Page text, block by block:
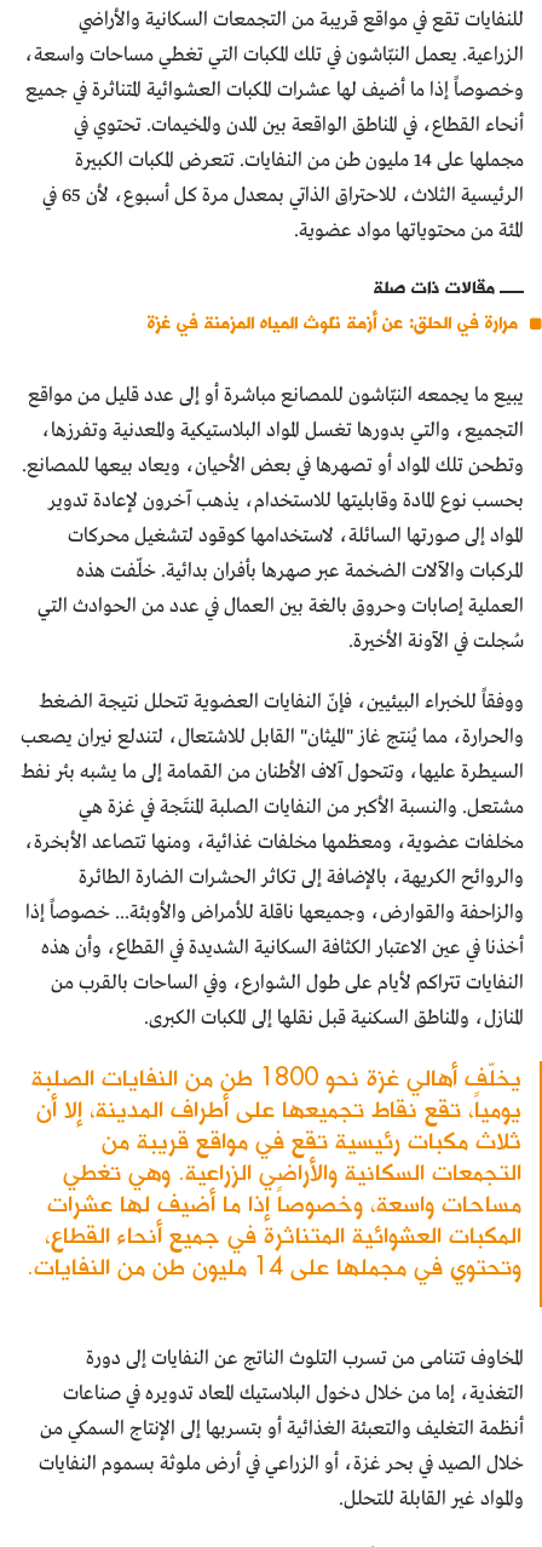
للنفايات تقع في مواقع قريبة من التجمعات السكانية والأراضي
الزراعية. يعمل النبّاشون في تلك المكبات التي تغطي مساحات واسعة،
وخصوصاً إذا ما أضيف لها عشرات المكبات العشوائية المتناثرة في جميع
أنحاء القطاع، في المناطق الواقعة بين المدن والمخيمات. تحتوي في
مجملها على 14 مليون طن من النفايات. تتعرض المكبات الكبيرة
الرئيسية الثلاث، للاحتراق الذاتي بمعدل مرة كل أسبوع، لأن 65 في
المئة من محتوياتها مواد عضوية.
مقالات ذات صلة
مرارة في الحلق: عن أزمة تلوث المياه المزمنة في غزة
يبيع ما يجمعه النبّاشون للمصانع مباشرة أو إلى عدد قليل من مواقع
التجميع، والتي بدورها تغسل المواد البلاستيكية والمعدنية وتفرزها،
وتطحن تلك المواد أو تصهرها في بعض الأحيان، ويعاد بيعها للمصانع.
بحسب نوع المادة وقابليتها للاستخدام، يذهب آخرون لإعادة تدوير
المواد إلى صورتها السائلة، لاستخدامها كوقود لتشغيل محركات
المركبات والآلات الضخمة عبر صهرها بأفران بدائية. خلّفت هذه
العملية إصابات وحروق بالغة بين العمال في عدد من الحوادث التي
سُجلت في الآونة الأخيرة.
ووفقاً للخبراء البيئيين، فإنّ النفايات العضوية تتحلل نتيجة الضغط
والحرارة، مما يُنتج غاز "الميثان" القابل للاشتعال، لتندلع نيران يصعب
السيطرة عليها، وتتحول آلاف الأطنان من القمامة إلى ما يشبه بئر نفط
مشتعل. والنسبة الأكبر من النفايات الصلبة المنتَجة في غزة هي
مخلفات عضوية، ومعظمها مخلفات غذائية، ومنها تتصاعد الأبخرة،
والروائح الكريهة، بالإضافة إلى تكاثر الحشرات الضارة الطائرة
والزاحفة والقوارض، وجميعها ناقلة للأمراض والأوبئة... خصوصاً إذا
أخذنا في عين الاعتبار الكثافة السكانية الشديدة في القطاع، وأن هذه
النفايات تتراكم لأيام على طول الشوارع، وفي الساحات بالقرب من
المنازل، والمناطق السكنية قبل نقلها إلى المكبات الكبرى.
يخلّف أهالي غزة نحو 1800 طن من النفايات الصلبة
يومياً، تقع نقاط تجميعها على أطراف المدينة، إلا أن
ثلاث مكبات رئيسية تقع في مواقع قريبة من
التجمعات السكانية والأراضي الزراعية. وهي تغطي
مساحات واسعة، وخصوصاً إذا ما أضيف لها عشرات
المكبات العشوائية المتناثرة في جميع أنحاء القطاع،
وتحتوي في مجملها على 14 مليون طن من النفايات.
المخاوف تتنامى من تسرب التلوث الناتج عن النفايات إلى دورة
التغذية، إما من خلال دخول البلاستيك المعاد تدويره في صناعات
أنظمة التغليف والتعبئة الغذائية أو بتسربها إلى الإنتاج السمكي من
خلال الصيد في بحر غزة، أو الزراعي في أرض ملوثة بسموم النفايات
والمواد غير القابلة للتحلل.